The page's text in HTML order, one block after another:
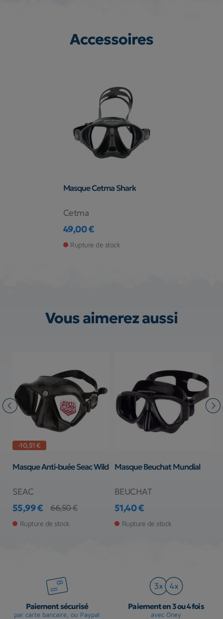
Accessoires
Masque Cetma Shark
Cetma
Prix
49,00 €
Rupture de stock
Vous aimerez aussi
-10,51 €
Masque Anti-buée Seac Wild
SEAC
Prix
55,99 €
Prix de base
66,50 €
Rupture de stock
Masque Beuchat Mundial
BEUCHAT
Prix
51,40 €
Rupture de stock
Paiement sécurisé
par carte bancaire, ou Paypal
Paiement en 3 ou 4 fois
avec Oney